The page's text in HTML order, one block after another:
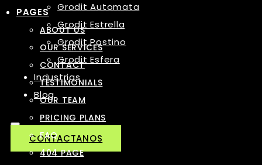
Grodit Automata
Grodit Estrella
Grodit Postino
Grodit Esfera
Industrias
Blog
CONTACTANOS
PAGES
ABOUT US
OUR SERVICES
CONTACT
TESTIMONIALS
OUR TEAM
PRICING PLANS
FAQ
404 PAGE